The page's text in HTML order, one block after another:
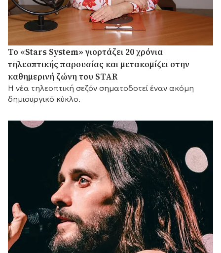
Το «Stars System» γιορτάζει 20 χρόνια
τηλεοπτικής παρουσίας και μετακομίζει στην
καθημερινή ζώνη του STAR
Η νέα τηλεοπτική σεζόν σηματοδοτεί έναν ακόμη
δημιουργικό κύκλο.